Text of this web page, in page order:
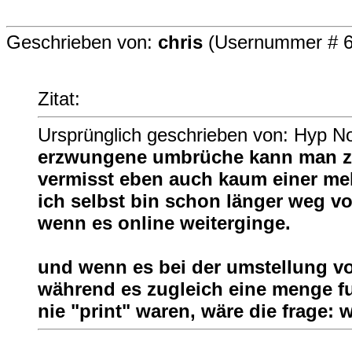
Geschrieben von: chris (Usernummer #
Zitat:
Ursprünglich geschrieben von: Hyp
erzwungene umbrüche kann man
vermisst eben auch kaum einer
ich selbst bin schon länger weg
wenn es online weiterginge.
und wenn es bei der umstellung
während es zugleich eine menge
nie "print" waren, wäre die frage: